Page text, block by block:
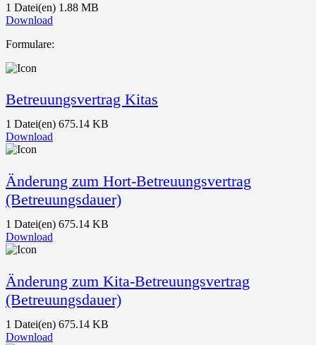
1 Datei(en) 1.88 MB
Download
Formulare:
Betreuungsvertrag Kitas
1 Datei(en) 675.14 KB
Download
Änderung zum Hort-Betreuungsvertrag
(Betreuungsdauer)
1 Datei(en) 675.14 KB
Download
Änderung zum Kita-Betreuungsvertrag
(Betreuungsdauer)
1 Datei(en) 675.14 KB
Download